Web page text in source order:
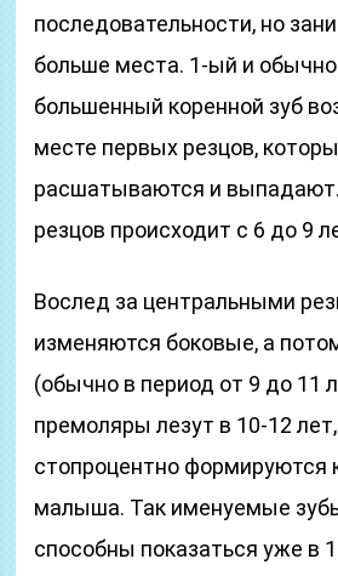
последовательности, но
больше места. 1-ый и
большенный коренной зуб
месте первых резцов,
расшатываются и
резцов происходит с 6 до 9
Вослед за центральными
изменяются боковые, а
(обычно в период от 9 до 11
премоляры лезут в 10-12
стопроцентно формируются
малыша. Так именуемые
способны показаться уже в